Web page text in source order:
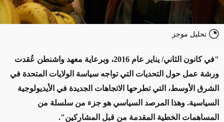
تحليل موجز
"في كانون الثاني/ يناير عام 2016، وبرعاية معهد واشنطن عُقدت
ورشة عمل حول التحديات التي تواجه سياسة الولايات المتحدة في
الشرق الأوسط، التي تطرحها الاتجاهات الجديدة في الأيديولوجية
السياسية. وهذا المرصد السياسي هو جزء من سلسلة من
المساهمات الخطية المقدمة من قبل المشاركين".